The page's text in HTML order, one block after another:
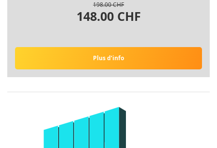
198.00 CHF
148.00 CHF
Plus d’info